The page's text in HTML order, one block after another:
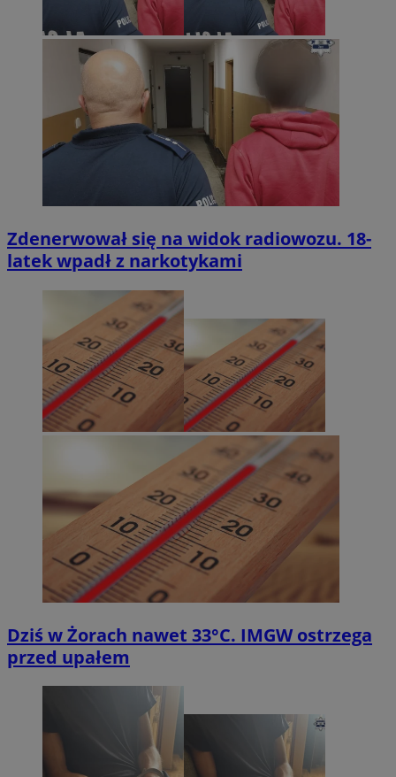
Zdenerwował się na widok radiowozu. 18-
latek wpadł z narkotykami
Dziś w Żorach nawet 33°C. IMGW ostrzega
przed upałem